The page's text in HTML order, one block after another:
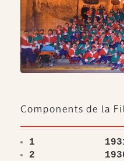
Components de la
1 1931
2 1936